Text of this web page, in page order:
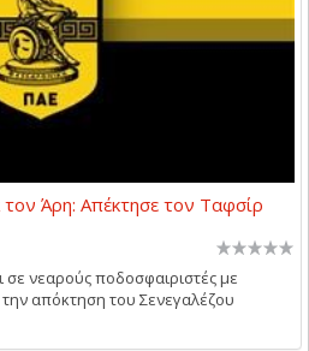
Άρη: Απέκτησε τον Ταφσίρ
σε νεαρούς ποδοσφαιριστές με
απόκτηση του Σενεγαλέζου